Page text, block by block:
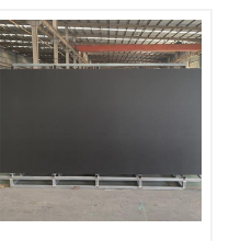
frittée de 12 mm, quantité
minimale de commande
: 10 pièces, couleurs